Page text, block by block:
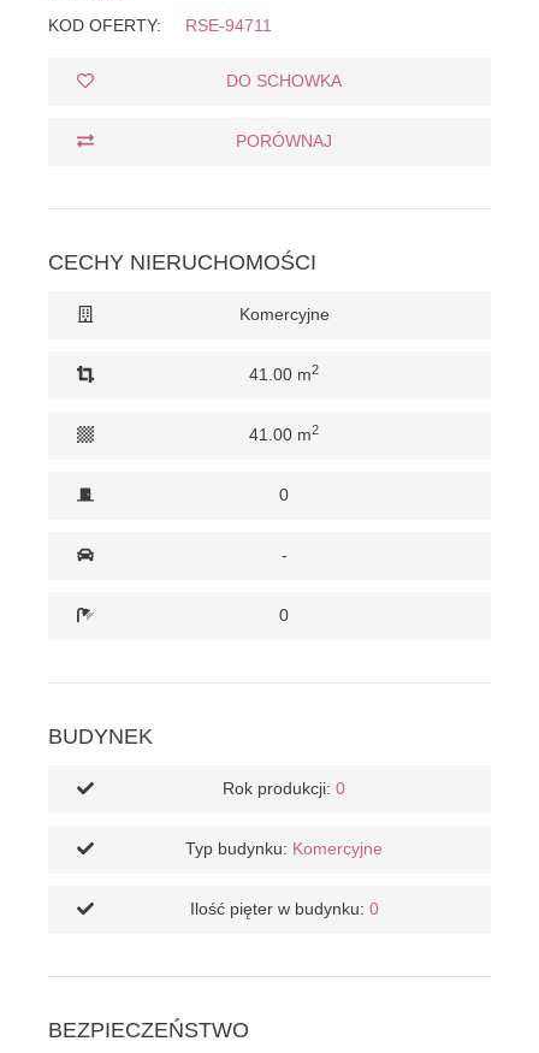
KOD OFERTY: RSE-94711
DO SCHOWKA
PORÓWNAJ
CECHY NIERUCHOMOŚCI
Komercyjne
41.00 m2
41.00 m2
0
-
0
BUDYNEK
Rok produkcji: 0
Typ budynku: Komercyjne
Ilość pięter w budynku: 0
BEZPIECZEŃSTWO